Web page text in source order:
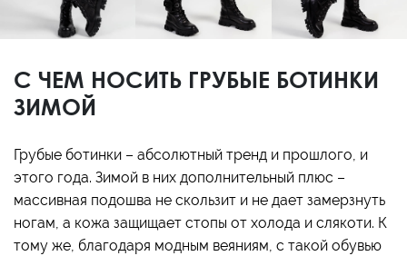
С ЧЕМ НОСИТЬ ГРУБЫЕ БОТИНКИ
ЗИМОЙ
Грубые ботинки – абсолютный тренд и прошлого, и
этого года. Зимой в них дополнительный плюс –
массивная подошва не скользит и не дает замерзнуть
ногам, а кожа защищает стопы от холода и слякоти. К
тому же, благодаря модным веяниям, с такой обувью